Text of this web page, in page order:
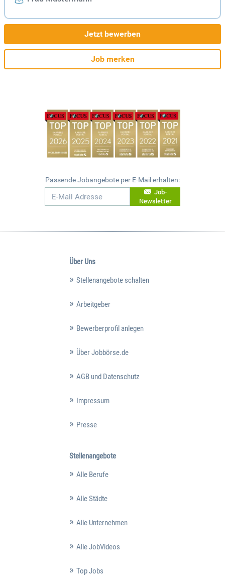
Jetzt bewerben
Job merken
Passende Jobangebote per E-Mail erhalten:
Job-
Newsletter
Über Uns
Stellenangebote schalten
Arbeitgeber
Bewerberprofil anlegen
Über Jobbörse.de
AGB und Datenschutz
Impressum
Presse
Stellenangebote
Alle Berufe
Alle Städte
Alle Unternehmen
Alle JobVideos
Top Jobs